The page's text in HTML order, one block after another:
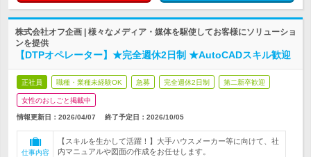
株式会社オフ企画 | 様々なメディア・媒体を駆使してお客様にソリューショ
ンを提供
【DTPオペレーター】★完全週休2日制 ★AutoCADスキル歓迎
正社員 職種・業種未経験OK 急募 完全週休2日制 第二新卒歓迎
女性のおしごと掲載中
情報更新日：2026/04/07 終了予定日： 2026/10/05
仕事内容
【スキルを生かして活躍！】大手ハウスメーカー等に向けて、社
内マニュアルや図面の作成をお任せします。